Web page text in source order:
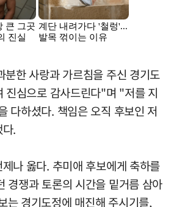
한 사랑과 가르침을 주신 경기도
진심으로 감사드린다"며 "저를 지
다하셨다. 책임은 오직 후보인 저
.
나 옳다. 추미애 후보에게 축하를
경쟁과 토론의 시간을 밑거름 삼아
는 경기도정에 매진해 주시기를,